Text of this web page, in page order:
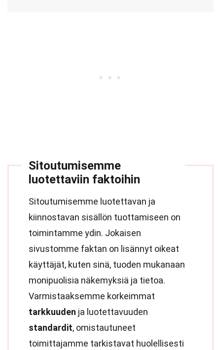
Sitoutumisemme
luotettaviin faktoihin
Sitoutumisemme luotettavan ja
kiinnostavan sisällön tuottamiseen on
toimintamme ydin. Jokaisen
sivustomme faktan on lisännyt oikeat
käyttäjät, kuten sinä, tuoden mukanaan
monipuolisia näkemyksiä ja tietoa.
Varmistaaksemme korkeimmat
tarkkuuden ja luotettavuuden
standardit, omistautuneet
toimittajamme tarkistavat huolellisesti